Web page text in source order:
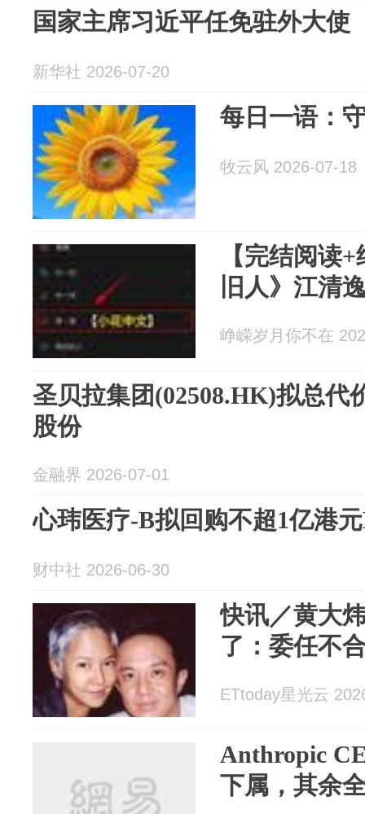
国家主席习近平任免驻外大使
新华社 2026-07-20
每日一语：
牧云风 2026-07-18
【完结阅读
旧人》江清
峥嵘岁月你不在
圣贝拉集团(02508.HK)拟总代
股份
金融界 2026-07-01
心玮医疗-B拟回购不超1亿港
财中社 2026-06-30
快讯／黄大
了：委任不
ETtoday星光云
Anthropic
下属，其余